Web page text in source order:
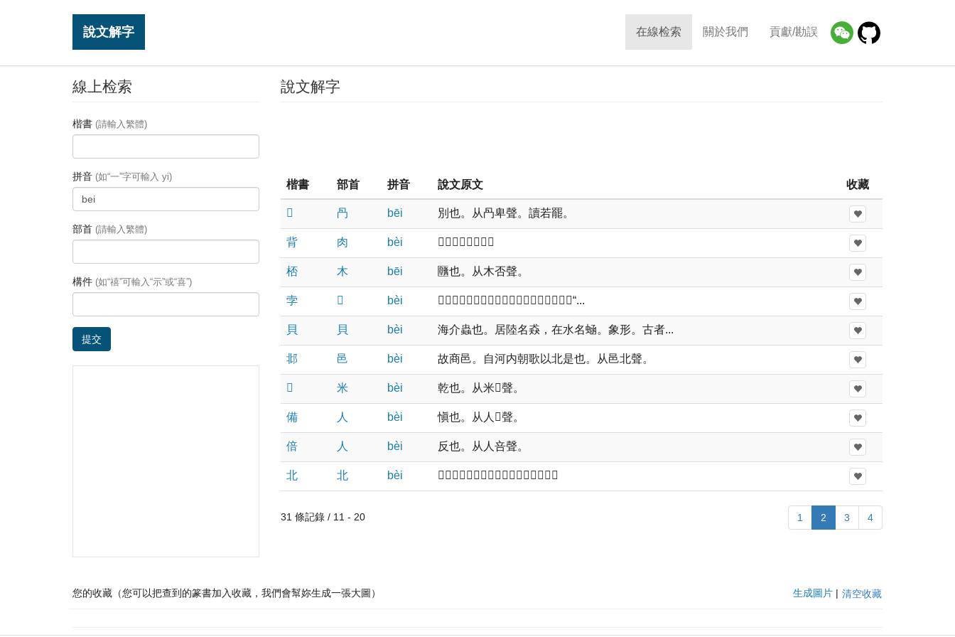
說文解字 在線检索 關於我們 貢獻/勘誤
說文解字
楷書 部首 拼音 說文原文 收藏
𠕩 冎 bēi 別也。从冎卑聲。讀若罷。
背 肉 bèi 𦟝也。从肉北聲。
桮 木 bēi 㔶也。从木否聲。
孛 𣎵 bèi 𢍚也，从𣎵；人色也，从子。《論語》曰：“...
貝 貝 bèi 海介蟲也。居陸名猋，在水名蜬。象形。古者...
邶 邑 bèi 故商邑。自河内朝歌以北是也。从邑北聲。
𥼓 米 bèi 乾也。从米𤰈聲。
備 人 bèi 愼也。从人𤰈聲。
倍 人 bèi 反也。从人咅聲。
北 北 bèi 𦮃也。从二人相背。凡北之屬皆从北。
31 條記錄 / 11 - 20 1 2 3 4
線上检索
楷書 (請輸入繁體)
拼音 (如“一”字可輸入 yi)
部首 (請輸入繁體)
構件 (如“禧”可輸入“示”或“喜”)
提交
您的收藏（您可以把查到的篆書加入收藏，我們會幫妳生成一張大圖） 生成圖片 | 清空收藏